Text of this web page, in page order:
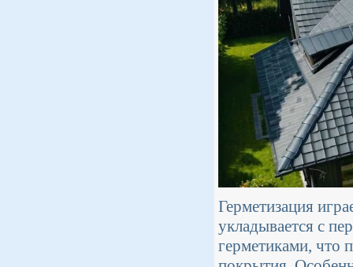
Герметизация
укладывается с
герметиками, что